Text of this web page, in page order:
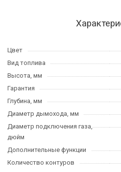
Цвет
Вид топлива
Высота, мм
Гарантия
Глубина, мм
Диаметр дымохода, мм
Диаметр подключения газа,
дюйм
Дополнительные функции
Количество контуров